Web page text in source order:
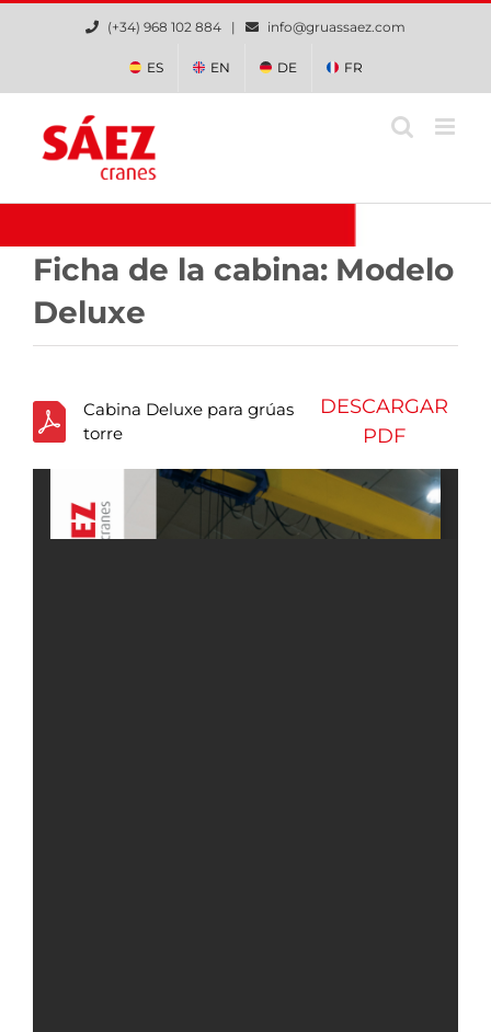
Saltar
(+34) 968 102 884 | info@gruassaez.com
ES EN DE FR
Ficha de la cabina: Modelo
Deluxe
Cabina Deluxe para grúas
torre
DESCARGAR
PDF